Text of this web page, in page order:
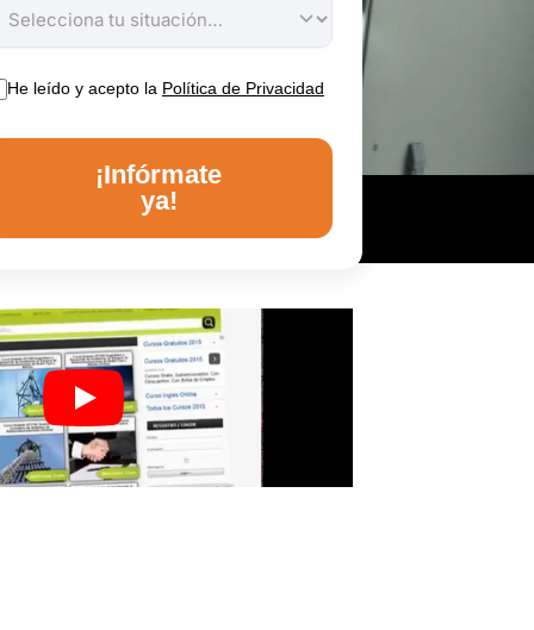
He leído y acepto la Política de Privacidad
¡Infórmate
ya!